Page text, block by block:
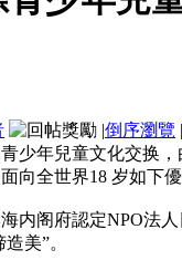
|倒序瀏覽 |
少年兒童文化交换
向全世界18 岁如下
内阁府認定NPO法
美”。